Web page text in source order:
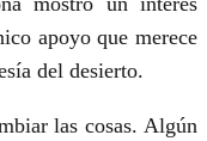
apoyo que merece
del desierto.
las cosas. Algún